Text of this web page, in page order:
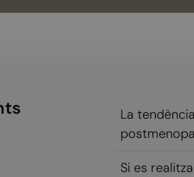
La
Si es